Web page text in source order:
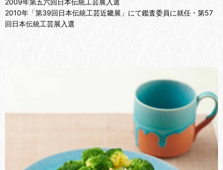
2009年第五六回日本伝統工芸展入選
2010年「第39回日本伝統工芸近畿展」にて鑑査委員に就任・第57
回日本伝統工芸展入選